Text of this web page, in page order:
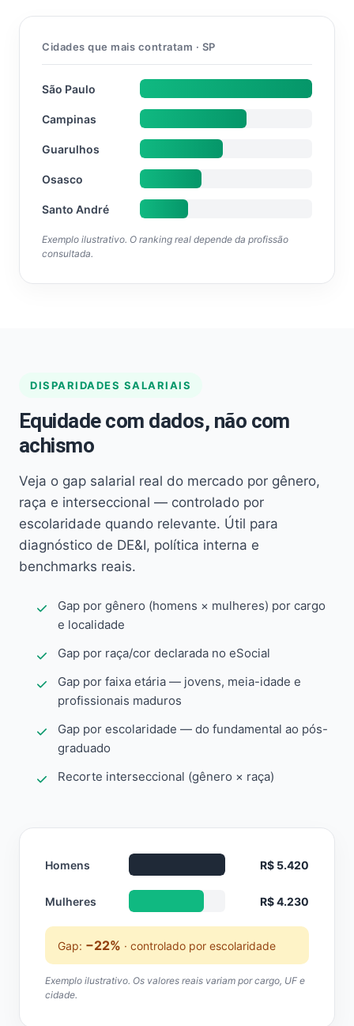
Cidades que mais contratam · SP
São Paulo
Campinas
Guarulhos
Osasco
Santo André
Exemplo ilustrativo. O ranking real depende da profissão
consultada.
DISPARIDADES SALARIAIS
Equidade com dados, não com
achismo
Veja o gap salarial real do mercado por gênero,
raça e interseccional — controlado por
escolaridade quando relevante. Útil para
diagnóstico de DE&I, política interna e
benchmarks reais.
Gap por gênero (homens × mulheres) por cargo
e localidade
Gap por raça/cor declarada no eSocial
Gap por faixa etária — jovens, meia-idade e
profissionais maduros
Gap por escolaridade — do fundamental ao pós-
graduado
Recorte interseccional (gênero × raça)
Homens R$ 5.420
Mulheres R$ 4.230
Gap: −22% · controlado por escolaridade
Exemplo ilustrativo. Os valores reais variam por cargo, UF e
cidade.